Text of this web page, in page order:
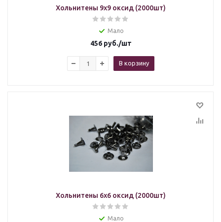
Хольнитены 9х9 оксид (2000шт)
Мало
456руб./шт
В корзину
Хольнитены 6х6 оксид (2000шт)
Мало